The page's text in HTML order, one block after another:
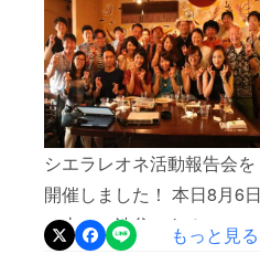
シエラレオネ活動報告会を
開催しました！ 本日8月6日
（土）に渋谷にあるアフリ
もっと見る